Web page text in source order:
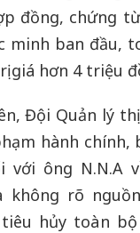
đồng, chứng
minh ban đầu,
giá hơn 4 triệu
Đội Quản lý
hành chính,
với ông N.N.A
không rõ
hủy toàn